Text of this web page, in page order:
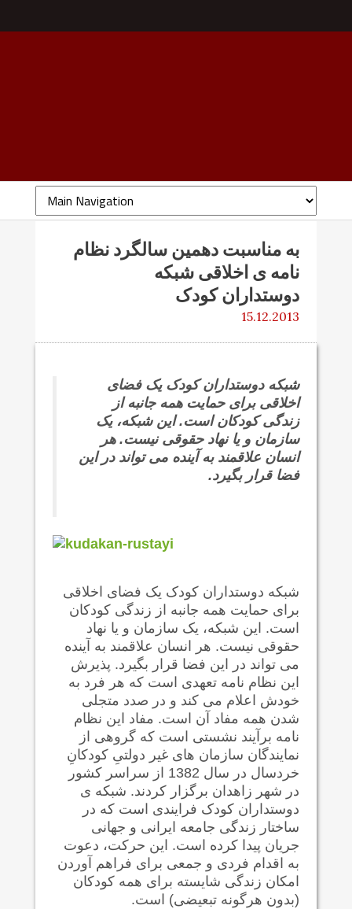
به مناسبت دهمین سالگرد نظام
نامه ی اخلاقی شبکه
دوستداران کودک
15.12.2013
شبکه دوستداران کودک یک فضای
اخلاقی برای حمایت همه جانبه از
زندگی کودکان است. این شبکه، یک
سازمان و یا نهاد حقوقی نیست. هر
انسان علاقمند به آینده می تواند در این
فضا قرار بگیرد.
شبکه دوستداران کودک یک فضای اخلاقی
برای حمایت همه جانبه از زندگی کودکان
است. این شبکه، یک سازمان و یا نهاد
حقوقی نیست. هر انسان علاقمند به آینده
می تواند در این فضا قرار بگیرد. پذیرش
این نظام نامه تعهدی است که هر فرد به
خودش اعلام می کند و در صدد متجلی
شدن همه مفاد آن است. مفاد این نظام
نامه برآیند نشستی است که گروهی از
نمایندگان سازمان های غیر دولتیِ کودکانِ
خردسال در سال 1382 از سراسر کشور
در شهر زاهدان برگزار کردند. شبکه ی
دوستداران کودک فرایندی است که در
ساختار زندگی جامعه ایرانی و جهانی
جریان پیدا کرده است. این حرکت، دعوت
به اقدام فردی و جمعی برای فراهم آوردن
امکان زندگی شایسته برای همه کودکان
(بدون هرگونه تبعیضی) است.